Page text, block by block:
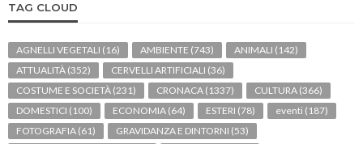
TAG CLOUD
AGNELLI VEGETALI (16) AMBIENTE (743) ANIMALI (142)
ATTUALITÀ (352) CERVELLI ARTIFICIALI (36)
COSTUME E SOCIETÀ (231) CRONACA (1337) CULTURA (366)
DOMESTICI (100) ECONOMIA (64) ESTERI (78) eventi (187)
FOTOGRAFIA (61) GRAVIDANZA E DINTORNI (53)